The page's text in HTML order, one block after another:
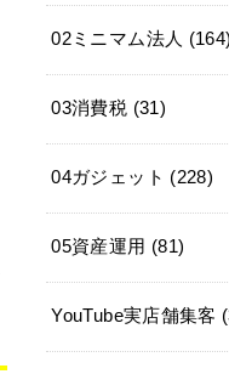
02ミニマム法人 (164)
03消費税 (31)
04ガジェット (228)
05資産運用 (81)
YouTube実店舗集客